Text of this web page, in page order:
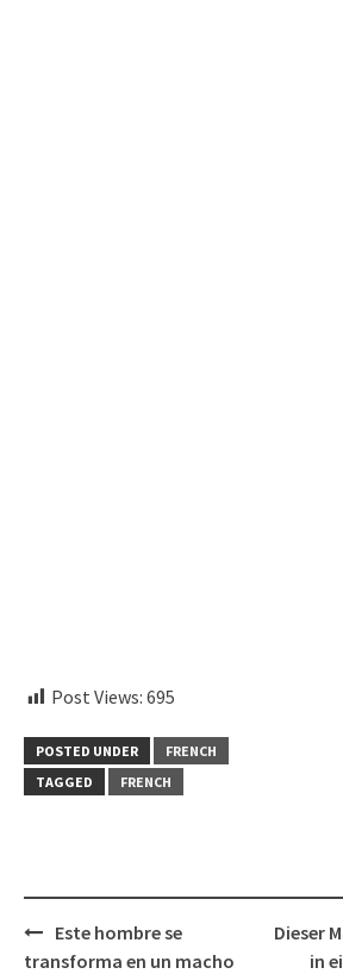
Post Views: 695
POSTED UNDER
FRENCH
TAGGED
FRENCH
Post
navigation
Este hombre se
transforma en un macho
Dieser
in